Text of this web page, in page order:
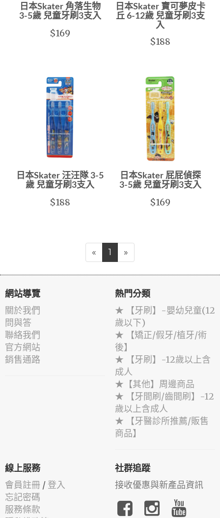
日本Skater 角落生物
3-5歲 兒童牙刷3支入
$169
日本Skater 寶可夢皮卡
丘 6-12歲 兒童牙刷3支
入
$188
日本Skater 汪汪隊 3-5
歲 兒童牙刷3支入
$188
日本Skater 屁屁偵探
3-5歲 兒童牙刷3支入
$169
« 1 »
網站導覽
關於我們
問與答
聯絡我們
官方網站
銷售通路
熱門分類
★ 【牙刷】-嬰幼兒童(12
歲以下)
★ 【矯正/假牙/植牙/術
後】
★ 【牙刷】-12歲以上含
成人
★【其他】周邊商品
★ 【牙間刷/齒間刷】-12
歲以上含成人
★ 【牙醫診所推薦/販售
商品】
線上服務
會員註冊 / 登入
忘記密碼
服務條款
社群追蹤
接收優惠與新產品資訊